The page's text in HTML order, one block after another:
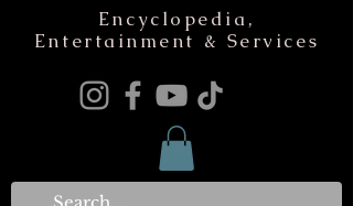
Encyclopedia,
Entertainment & Services